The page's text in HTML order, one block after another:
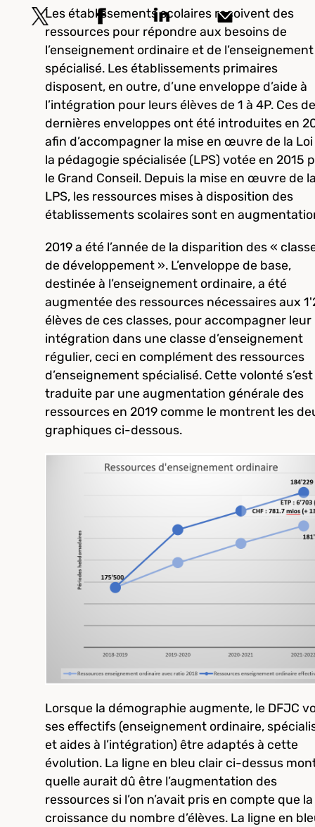
Les établissements scolaires reçoivent des
ressources pour répondre aux besoins de
l’enseignement ordinaire et de l’enseignement
spécialisé. Les établissements primaires
disposent, en outre, d’une enveloppe d’aide à
l’intégration pour leurs élèves de 1 à 4P. Ces
dernières enveloppes ont été introduites en
afin d’accompagner la mise en œuvre de la
la pédagogie spécialisée (LPS) votée en 2015
le Grand Conseil. Depuis la mise en œuvre de
LPS, les ressources mises à disposition des
établissements scolaires sont en
2019 a été l’année de la disparition des «
de développement ». L’enveloppe de base,
destinée à l’enseignement ordinaire, a été
augmentée des ressources nécessaires aux
élèves de ces classes, pour accompagner leur
intégration dans une classe d’enseignement
régulier, ceci en complément des ressources
d’enseignement spécialisé. Cette volonté s’est
traduite par une augmentation générale des
ressources en 2019 comme le montrent les
graphiques ci-dessous.
Lorsque la démographie augmente, le DFJC
ses effectifs (enseignement ordinaire,
et aides à l’intégration) être adaptés à cette
évolution. La ligne en bleu clair ci-dessus
quelle aurait dû être l’augmentation des
ressources si l’on n’avait pris en compte que la
croissance du nombre d’élèves. La ligne en